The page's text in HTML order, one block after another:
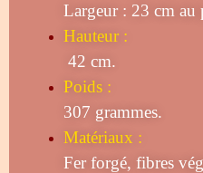
Largeur : 23 cm au
Hauteur :
42 cm.
Poids :
307 grammes.
Matériaux :
Fer forgé, fibres